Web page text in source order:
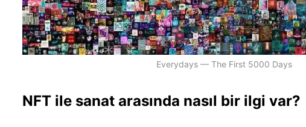
Everydays — The First 5000 Days
NFT ile sanat arasında nasıl bir ilgi var?